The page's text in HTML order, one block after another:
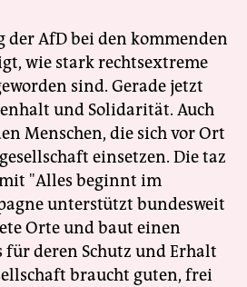
der AfD bei den kommenden
wie stark rechtsextreme
sind. Gerade jetzt
und Solidarität. Auch
Menschen, die sich vor Ort
einsetzen. Die taz
"Alles beginnt im
unterstützt bundesweit
Orte und baut einen
für deren Schutz und Erhalt
braucht guten, frei